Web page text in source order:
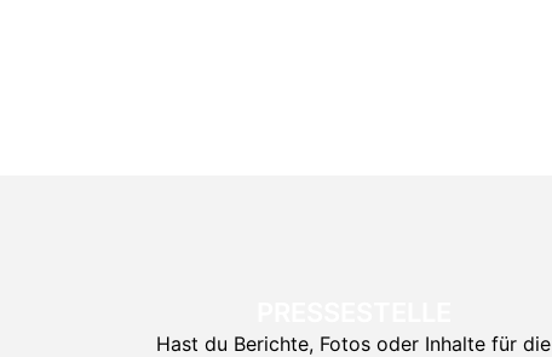
Hast du Berichte, Fotos oder Inhalte für die